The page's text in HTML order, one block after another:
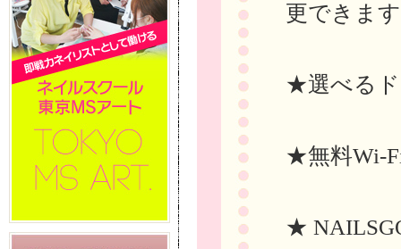
更できま
★選べるド
★無料Wi-
★